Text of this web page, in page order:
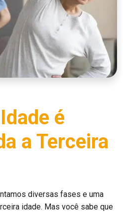
é
a Terceira
diversas fases e uma
idade. Mas você sabe que